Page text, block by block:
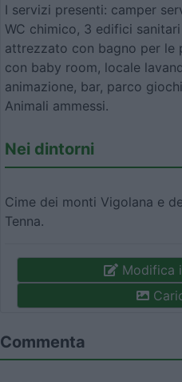
I servizi presenti: camper
WC chimico, 3 edifici
attrezzato con bagno per le
con baby room, locale
animazione, bar, parco
Animali ammessi.
Nei dintorni
Cime dei monti Vigolana e
Tenna.
Modifica
Commenta